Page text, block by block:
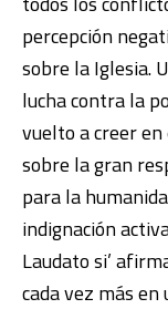
percepción
sobre la Iglesia.
lucha contra la
vuelto a creer
sobre la gran
para la
indignación
Laudato si’
cada vez más en